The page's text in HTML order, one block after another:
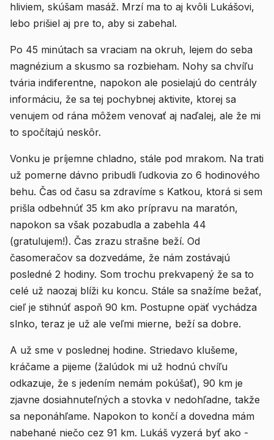
hliviem, skúšam masáž. Mrzí ma to aj kvôli Lukášovi,
lebo prišiel aj pre to, aby si zabehal.
Po 45 minútach sa vraciam na okruh, lejem do seba
magnézium a skusmo sa rozbieham. Nohy sa chvíľu
tvária indiferentne, napokon ale posielajú do centrály
informáciu, že sa tej pochybnej aktivite, ktorej sa
venujem od rána môžem venovať aj naďalej, ale že mi
to spočítajú neskôr.
Vonku je príjemne chladno, stále pod mrakom. Na trati
už pomerne dávno pribudli ľudkovia zo 6 hodinového
behu. Čas od času sa zdravíme s Katkou, ktorá si sem
prišla odbehnúť 35 km ako prípravu na maratón,
napokon sa však pozabudla a zabehla 44
(gratulujem!). Čas zrazu strašne beží. Od
časomeračov sa dozvedáme, že nám zostávajú
posledné 2 hodiny. Som trochu prekvapený že sa to
celé už naozaj blíži ku koncu. Stále sa snažíme bežať,
cieľ je stihnúť aspoň 90 km. Postupne opäť vychádza
slnko, teraz je už ale veľmi mierne, beží sa dobre.
A už sme v poslednej hodine. Striedavo klušeme,
kráčame a pijeme (žalúdok mi už hodnú chvíľu
odkazuje, že s jedením nemám pokúšať), 90 km je
zjavne dosiahnuteľných a stovka v nedohľadne, takže
sa neponáhľame. Napokon to končí a dovedna mám
nabehané niečo cez 91 km. Lukáš vyzerá byť ako -